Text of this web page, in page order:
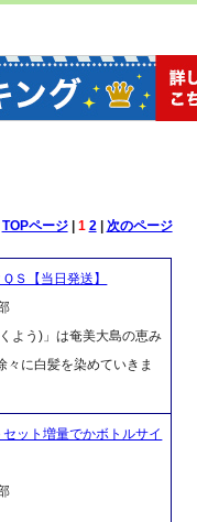
TOPページ| 1 2| 次のページ
Ｓ【当日発送】
よう)」は奄美大島の恵み
々に白髪を染めていきま
ット増量でかボトルサイ